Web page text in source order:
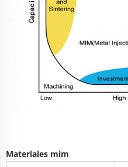
Materiales mim